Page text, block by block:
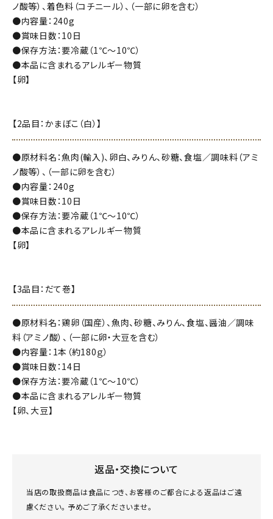
ノ酸等）、着色料（コチニール）、（一部に卵を含む）
●内容量：240g
●賞味日数：10日
●保存方法：要冷蔵（1℃～10℃）
●本品に含まれるアレルギー物質
【卵】
【2品目：かまぼこ（白）】
●原材料名：魚肉(輸入)、卵白、みりん、砂糖、食塩／調味料（アミ
ノ酸等）、（一部に卵を含む）
●内容量：240g
●賞味日数：10日
●保存方法：要冷蔵（1℃～10℃）
●本品に含まれるアレルギー物質
【卵】
【3品目：だて巻】
●原材料名：鶏卵（国産）、魚肉、砂糖、みりん、食塩、醤油／調味
料（アミノ酸）、（一部に卵・大豆を含む）
●内容量：1本（約180ｇ）
●賞味日数：14日
●保存方法：要冷蔵（1℃～10℃）
●本品に含まれるアレルギー物質
【卵、大豆】
返品・交換について
当店の取扱商品は食品につき、お客様のご都合による返品はご遠
慮ください。 予めご了承くださいませ。